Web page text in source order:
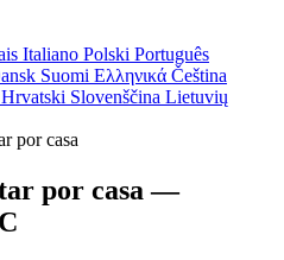
Italiano Polski Português
Suomi Ελληνικά Čeština
Hrvatski Slovenščina Lietuvių
por casa
por casa —